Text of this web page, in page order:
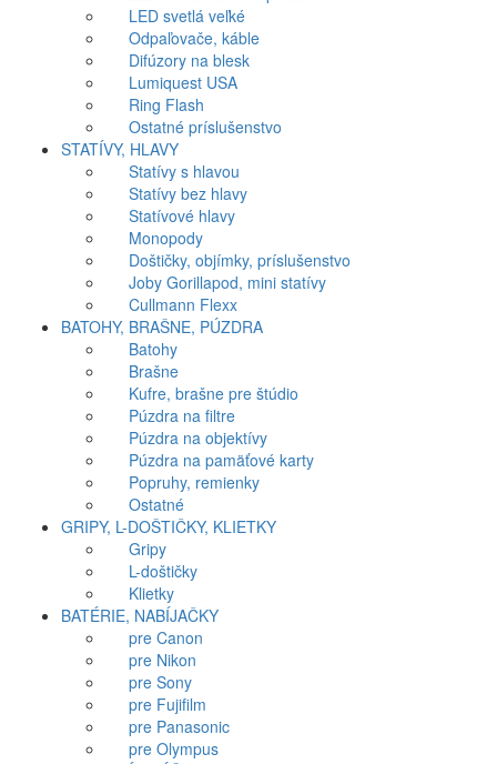
LED svetlá veľké
Odpaľovače, káble
Difúzory na blesk
Lumiquest USA
Ring Flash
Ostatné príslušenstvo
STATÍVY, HLAVY
Statívy s hlavou
Statívy bez hlavy
Statívové hlavy
Monopody
Doštičky, objímky, príslušenstvo
Joby Gorillapod, mini statívy
Cullmann Flexx
BATOHY, BRAŠNE, PÚZDRA
Batohy
Brašne
Kufre, brašne pre štúdio
Púzdra na filtre
Púzdra na objektívy
Púzdra na pamäťové karty
Popruhy, remienky
Ostatné
GRIPY, L-DOŠTIČKY, KLIETKY
Gripy
L-doštičky
Klietky
BATÉRIE, NABÍJAČKY
pre Canon
pre Nikon
pre Sony
pre Fujifilm
pre Panasonic
pre Olympus